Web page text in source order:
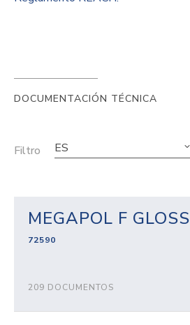
DOCUMENTACIÓN TÉCNICA
Filtro ES
MEGAPOL F GLOSS
72590
209 DOCUMENTOS